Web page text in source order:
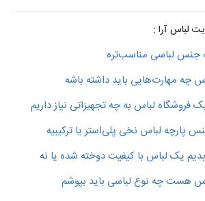
لباس آرا :
جنس لباسی مناسب‌تره
چه مهارت‌هایی باید داشته باشه
فروشگاه لباس به چه تجهیزاتی نیاز داریم
پارچه لباس نخی پلی‌استر یا ترکیبیه
یک لباس با کیفیت دوخته شده یا نه
هست چه نوع لباسی باید بپوشم